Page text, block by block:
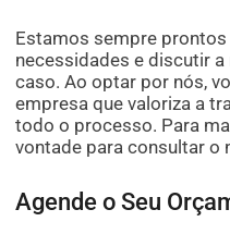
Estamos sempre prontos
necessidades e discutir
caso. Ao optar por nós,
empresa que valoriza a
todo o processo. Para
vontade para consultar o
Agende o Seu